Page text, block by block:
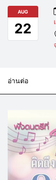
AUG
22
อ่านต่อ